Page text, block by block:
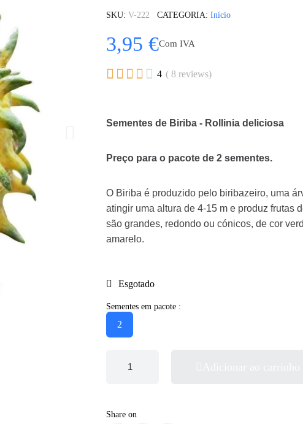
SKU V-222 CATEGORIA Início
3,95 €Com IVA
     4 ( 8 reviews)
Sementes de Biriba - Rollinia deliciosa
Preço para o pacote de 2 sementes.
O Biriba é produzido pelo biribazeiro, uma
atingir uma altura de 4-15 m e produz frutas
são grandes, redondo ou cónicos, de cor
amarelo.
Esgotado
Sementes em pacote :
2
Share on